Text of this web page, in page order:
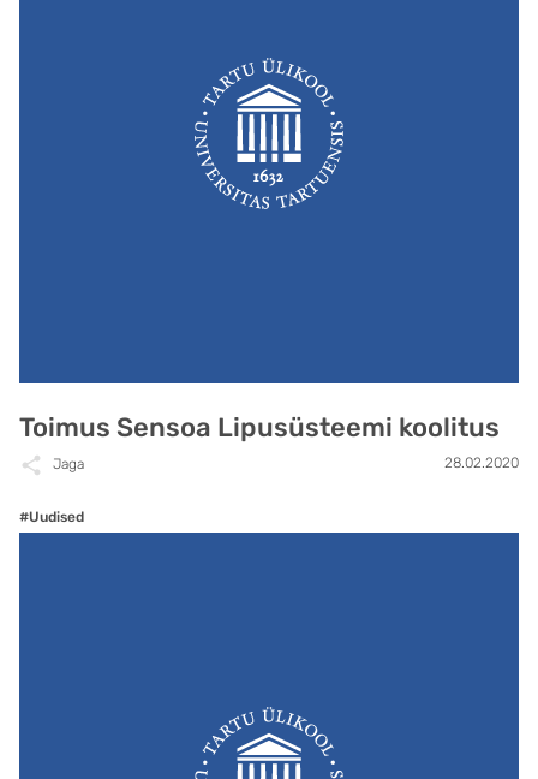
Toimus Sensoa Lipusüsteemi koolitus
Jaga 28.02.2020
#Uudised